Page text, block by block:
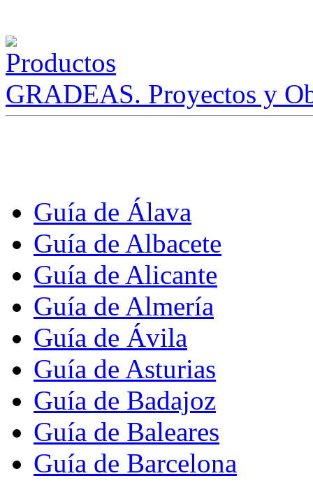
GRADEAS. Proyectos y
Guía de Álava
Guía de Albacete
Guía de Alicante
Guía de Almería
Guía de Ávila
Guía de Asturias
Guía de Badajoz
Guía de Baleares
Guía de Barcelona